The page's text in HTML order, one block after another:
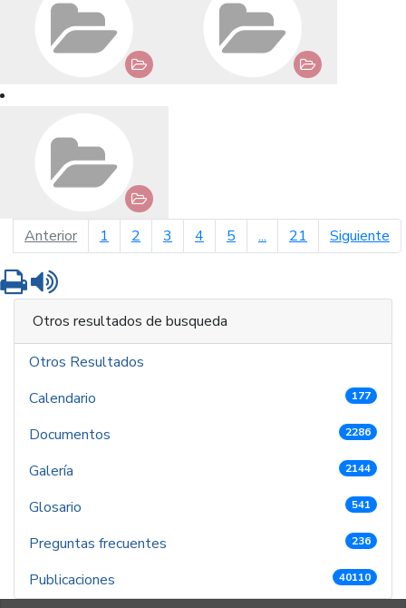
Anteriorpágina anterior
1 2 3 4 5 ... 21 Siguiente
Imprimir
Otros resultados de busqueda
Otros Resultados
Calendario
177
Documentos 2286
Galería 2144
Glosario 541
Preguntas frecuentes 236
Publicaciones 40110